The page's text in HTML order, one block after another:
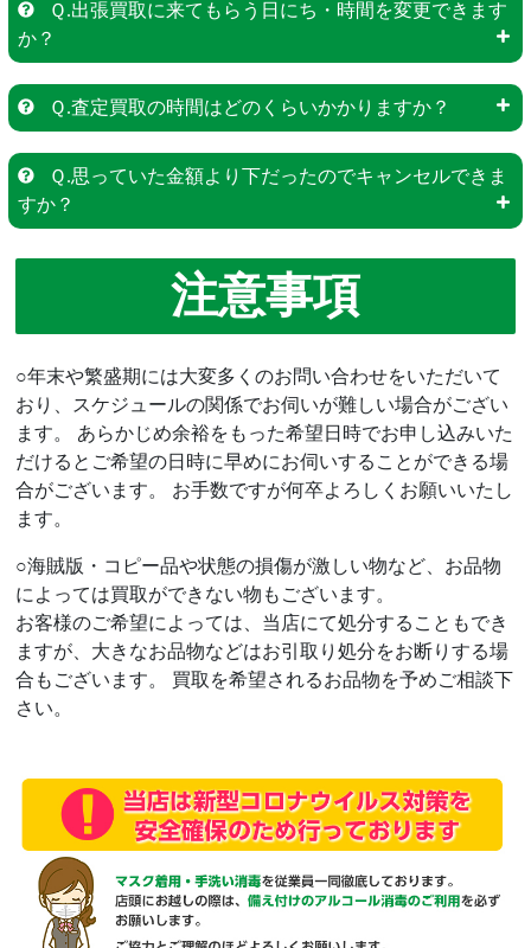
Ｑ.出張買取に来てもらう日にち・時間を変更できます
か？
Ｑ.査定買取の時間はどのくらいかかりますか？
Ｑ.思っていた金額より下だったのでキャンセルできま
すか？
注意事項
○年末や繁盛期には大変多くのお問い合わせをいただいて
おり、スケジュールの関係でお伺いが難しい場合がござい
ます。 あらかじめ余裕をもった希望日時でお申し込みいた
だけるとご希望の日時に早めにお伺いすることができる場
合がございます。 お手数ですが何卒よろしくお願いいたし
ます。
○海賊版・コピー品や状態の損傷が激しい物など、お品物
によっては買取ができない物もございます。
お客様のご希望によっては、当店にて処分することもでき
ますが、大きなお品物などはお引取り処分をお断りする場
合もございます。 買取を希望されるお品物を予めご相談下
さい。